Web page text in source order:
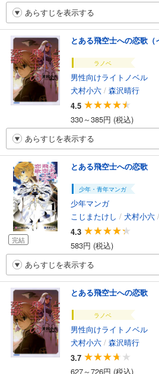
あらすじを表示する
とある飛空士への恋歌（
ラノベ
男性向けライトノベル
犬村小六 / 森沢晴行
4.5
330～385円 (税込)
あらすじを表示する
完結
とある飛空士への恋歌
少年・青年マンガ
少年マンガ
こじまたけし / 犬村小六 /
4.3
583円 (税込)
あらすじを表示する
とある飛空士への恋歌
ラノベ
男性向けライトノベル
犬村小六 / 森沢晴行
3.7
627～726円 (税込)